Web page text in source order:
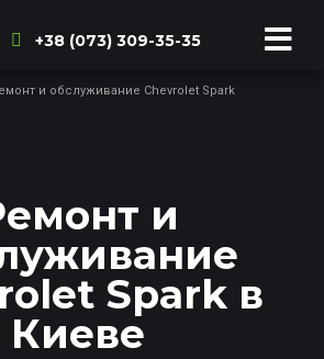
+38 (073) 309-35-35
и обслуживание Chevrolet Spark
и
Spark в
Киеве